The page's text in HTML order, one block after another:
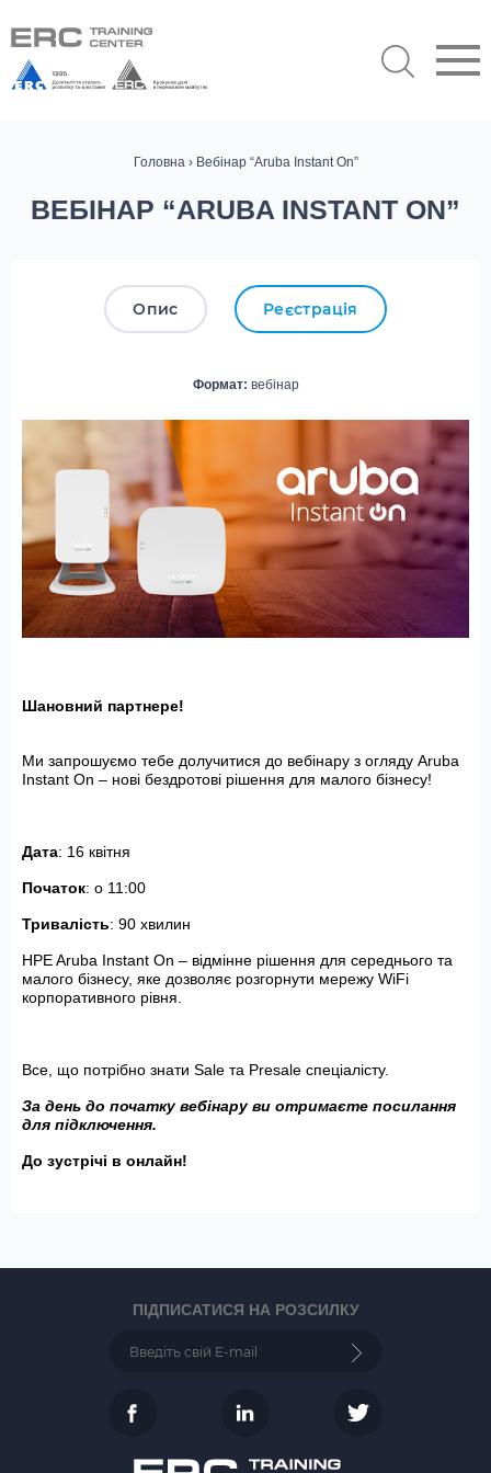
Головна › Вебінар “Aruba Instant On”
ВЕБІНАР “ARUBA INSTANT ON”
Опис Реєстрація
Формат: вебінар
Шановний партнере!
Ми запрошуємо тебе долучитися до вебінару з огляду Aruba
Instant On – нові бездротові рішення для малого бізнесу!
Дата: 16 квітня
Початок: о 11:00
Тривалість: 90 хвилин
HPE Aruba Instant On – відмінне рішення для середнього та
малого бізнесу, яке дозволяє розгорнути мережу WiFi
корпоративного рівня.
Все, що потрібно знати Sale та Presale спеціалісту.
За день до початку вебінару ви отримаєте посилання
для підключення.
До зустрічі в онлайн!
ПІДПИСАТИСЯ НА РОЗСИЛКУ